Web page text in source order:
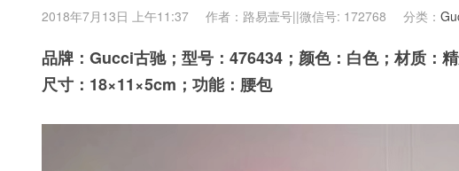
2018年7月13日 上午11:37 作者：路易壹号||微信号: 172768 分类：
品牌：Gucci古驰；型号：476434；颜色：白色；材质：
尺寸：18×11×5cm；功能：腰包